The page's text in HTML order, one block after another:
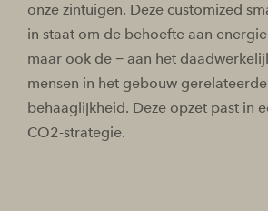
onze zintuigen. Deze customized
in staat om de behoefte aan
maar ook de − aan het
mensen in het gebouw
behaaglijkheid. Deze opzet past in
CO2-strategie.